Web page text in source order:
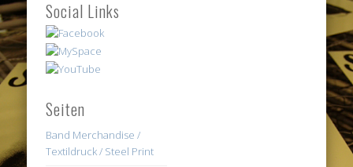
Social Links
Seiten
Band Merchandise /
Textildruck / Steel Print